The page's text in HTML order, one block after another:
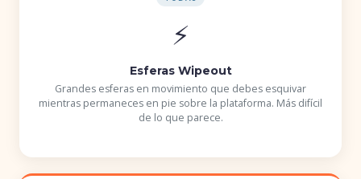
⚡
Esferas Wipeout
Grandes esferas en movimiento que debes esquivar
mientras permaneces en pie sobre la plataforma. Más difícil
de lo que parece.